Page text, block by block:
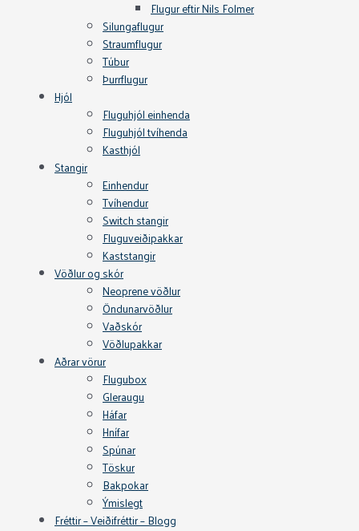
Flugur eftir Nils Folmer
Silungaflugur
Straumflugur
Túbur
Þurrflugur
Hjól
Fluguhjól einhenda
Fluguhjól tvíhenda
Kasthjól
Stangir
Einhendur
Tvíhendur
Switch stangir
Fluguveiðipakkar
Kaststangir
Vöðlur og skór
Neoprene vöðlur
Öndunarvöðlur
Vaðskór
Vöðlupakkar
Aðrar vörur
Flugubox
Gleraugu
Háfar
Hnífar
Spúnar
Töskur
Bakpokar
Ýmislegt
Fréttir – Veiðifréttir – Blogg